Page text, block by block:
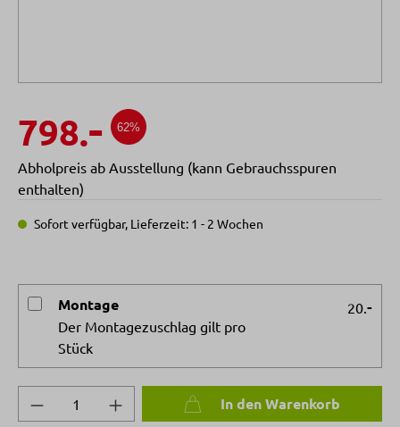
798.- 62%
Abholpreis ab Ausstellung (kann Gebrauchsspuren
enthalten)
Sofort verfügbar, Lieferzeit: 1 - 2 Wochen
Montage
Der Montagezuschlag gilt pro
Stück
20.-
Produkt Anzahl: Gib den gewünschten
In den Warenkorb